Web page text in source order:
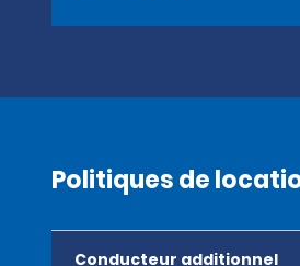
Politiques de
Conducteur additionnel